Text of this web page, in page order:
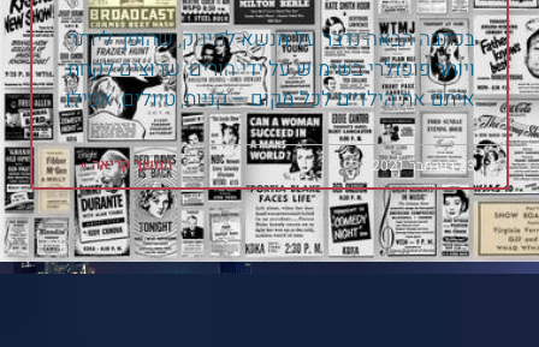
בכתבה הבאה נדבר על מנשא לתינוק, שהופך ליותר
ויותר פופולרי בשימוש על ידי הורים, שרוצים לקחת
איתם את הילדים לכל מקום – קניות, טיולים, אפילו
המשך קריאה » 23 בנובמבר 2021